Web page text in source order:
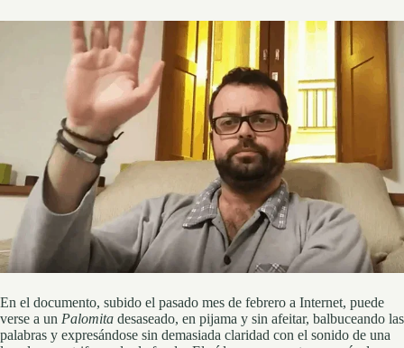
En el documento, subido el pasado mes de febrero a Internet, puede
verse a un Palomita desaseado, en pijama y sin afeitar, balbuceando las
palabras y expresándose sin demasiada claridad con el sonido de una